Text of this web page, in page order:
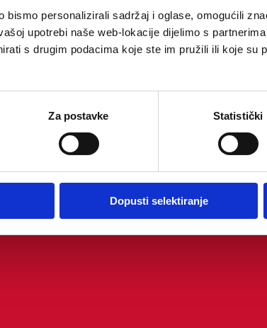
bismo personalizirali sadržaj i oglase, omogućili
upotrebi naše web-lokacije dijelimo s
s drugim podacima koje ste im pružili ili koje su
Za postavke Statistički
Dopusti selektiranje